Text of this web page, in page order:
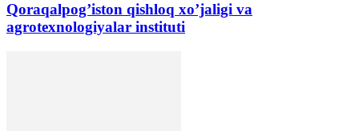
Qoraqalpog’iston qishloq xo’jaligi va
agrotexnologiyalar instituti